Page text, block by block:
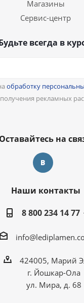
Магазины
Сервис-центр
всегда в
обработку
получения рекламных
Оставайтесь на
Наши контакты
8 800 234 14 77
424005, Марий
г. Йошкар-Ола
ул. Мира, д. 68